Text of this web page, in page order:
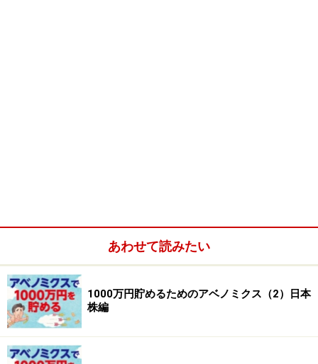
種として先に紹介した不動産、金融、自動車は今後も有
望だと言われますが、では、成長戦略の柱のひとつとさ
れる先端医療分野や、注目のTPP関連銘柄はどうでしょ
うか。
「先端医療やバイオ関連は期待値が先行し過ぎていま
す。実際、業績は赤字という企業も少なくありません。
あわせて読みたい
1000万円貯めるためのアベノミクス（2）日本
株編